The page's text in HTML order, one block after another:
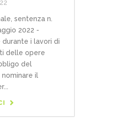
sentenza n.
2022 -
i lavori di
delle opere
del
il